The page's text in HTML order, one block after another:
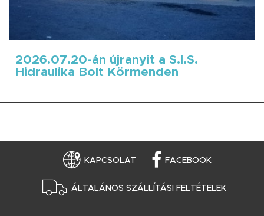
2026.07.20-án újranyit a S.I.S.
Hidraulika Bolt Körmenden
KAPCSOLAT FACEBOOK
ÁLTALÁNOS SZÁLLÍTÁSI FELTÉTELEK